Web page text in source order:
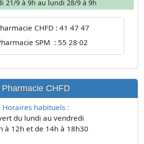
21/9 à 9h au lundi 28/9 à 9h
CHFD : 41 47 47
SPM : 55 28 02
Pharmacie CHFD
Horaires habituels :
du lundi au vendredi
à 12h et de 14h à 18h30